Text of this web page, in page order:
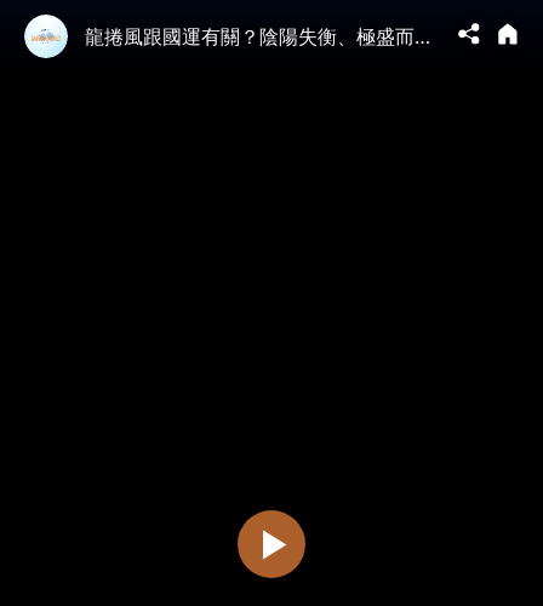
龍捲風跟國運有關？陰陽失衡、極盛而爭！20分鐘，湖北多地被撕成廢墟，大明朝一次疑似“大龍捲”把王朝吹沒了；湖北東部罕見強龍捲，人從屋內被吸走！天災面前中共極渺小｜大宇拍案驚奇 07.07.2026